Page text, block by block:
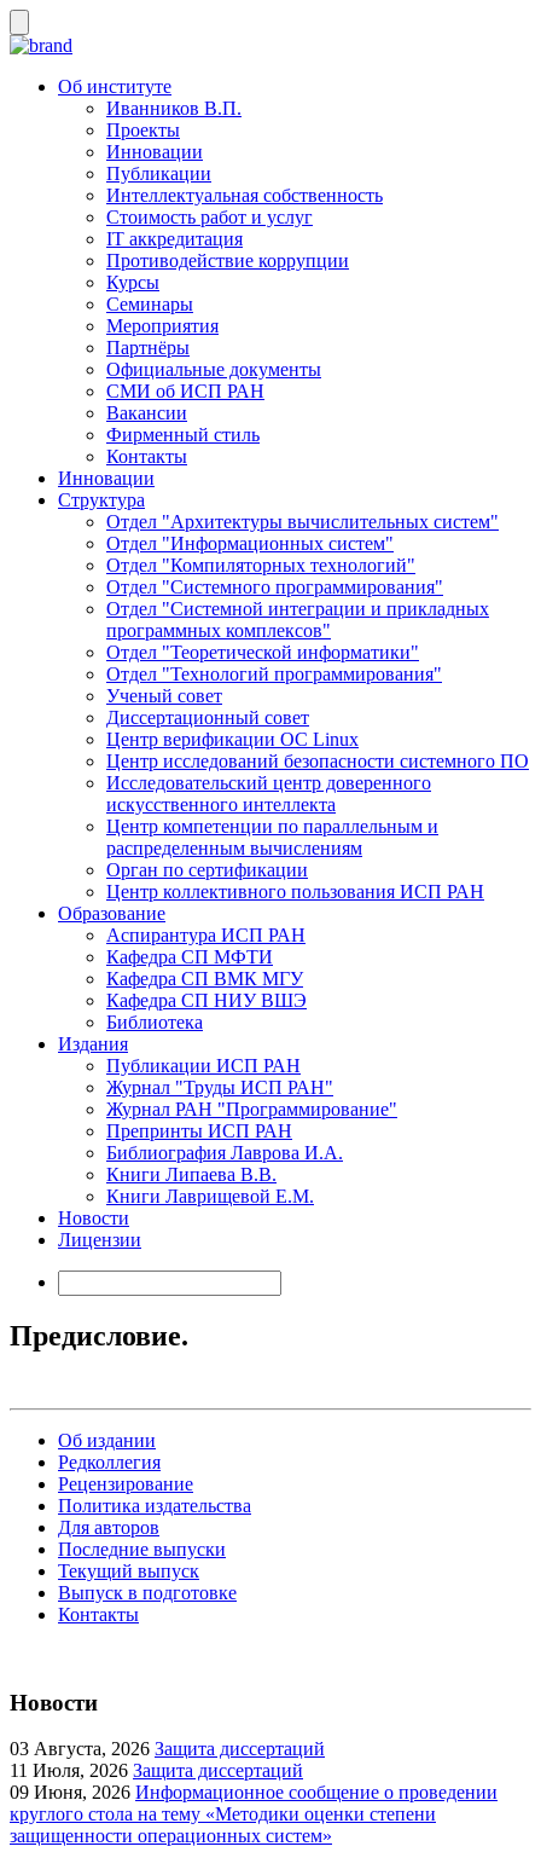
Об институте
Иванников В.П.
Проекты
Инновации
Публикации
Интеллектуальная собственность
Стоимость работ и услуг
IT аккредитация
Противодействие коррупции
Курсы
Семинары
Мероприятия
Партнёры
Официальные документы
СМИ об ИСП РАН
Вакансии
Фирменный стиль
Контакты
Инновации
Структура
Отдел "Архитектуры вычислительных систем"
Отдел "Информационных систем"
Отдел "Компиляторных технологий"
Отдел "Системного программирования"
Отдел "Системной интеграции и прикладных
программных комплексов"
Отдел "Теоретической информатики"
Отдел "Технологий программирования"
Ученый совет
Диссертационный совет
Центр верификации ОС Linux
Центр исследований безопасности системного ПО
Исследовательский центр доверенного
искусственного интеллекта
Центр компетенции по параллельным и
распределенным вычислениям
Орган по сертификации
Центр коллективного пользования ИСП РАН
Образование
Аспирантура ИСП РАН
Кафедра СП МФТИ
Кафедра СП ВМК МГУ
Кафедра СП НИУ ВШЭ
Библиотека
Издания
Публикации ИСП РАН
Журнал "Труды ИСП РАН"
Журнал РАН "Программирование"
Препринты ИСП РАН
Библиография Лаврова И.А.
Книги Липаева В.В.
Книги Лаврищевой Е.М.
Новости
Лицензии
Предисловие.
Об издании
Редколлегия
Рецензирование
Политика издательства
Для авторов
Последние выпуски
Текущий выпуск
Выпуск в подготовке
Контакты
Новости
03 Августа, 2026 Защита диссертаций
11 Июля, 2026 Защита диссертаций
09 Июня, 2026 Информационное сообщение о проведении
круглого стола на тему «Методики оценки степени
защищенности операционных систем»